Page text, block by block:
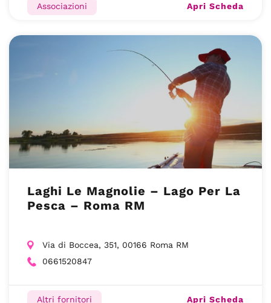
Associazioni Apri Scheda
Laghi Le Magnolie – Lago Per La
Pesca – Roma RM
Via di Boccea, 351, 00166 Roma RM
0661520847
Altri fornitori Apri Scheda